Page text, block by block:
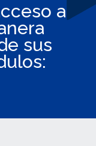
a
sus